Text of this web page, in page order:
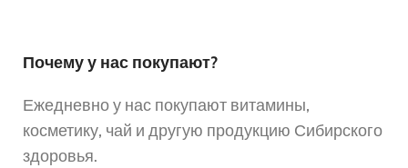
Почему у нас покупают?
Ежедневно у нас покупают витамины,
косметику, чай и другую продукцию Сибирского
здоровья.